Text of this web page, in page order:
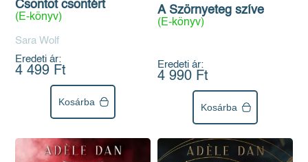
Csontot csontért
(E-könyv)
Sara Wolf
Eredeti ár:
4 499 Ft
Kosárba
A Szörnyeteg szíve
(E-könyv)
Eredeti ár:
4 990 Ft
Kosárba